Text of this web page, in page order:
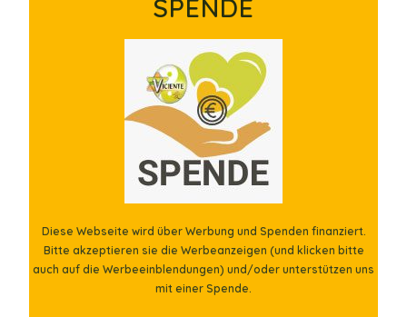
SPENDE
Diese Webseite wird über Werbung und Spenden finanziert.
Bitte akzeptieren sie die Werbeanzeigen (und klicken bitte
auch auf die Werbeeinblendungen) und/oder unterstützen uns
mit einer Spende.